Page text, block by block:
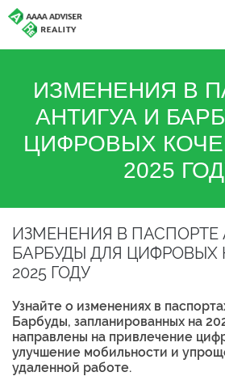
ИЗМЕНЕНИЯ В
АНТИГУА И
ЦИФРОВЫХ
2025
ИЗМЕНЕНИЯ В ПАСПОРТЕ
БАРБУДЫ ДЛЯ ЦИФРОВЫХ
2025 ГОДУ
Узнайте о изменениях в
Барбуды, запланированных на
направлены на привлечение
улучшение мобильности и
удаленной работе.